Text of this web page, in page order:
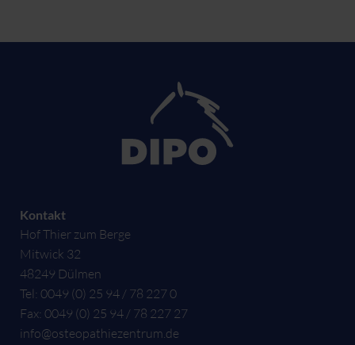
Kontakt
Hof Thier zum Berge
Mitwick 32
48249 Dülmen
Tel: 0049 (0) 25 94 / 78 227 0
Fax: 0049 (0) 25 94 / 78 227 27
info@osteopathiezentrum.de